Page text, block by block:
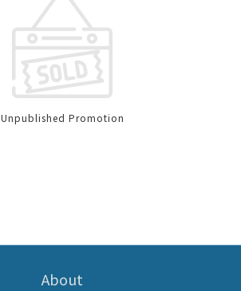
Unpublished Promotion
About